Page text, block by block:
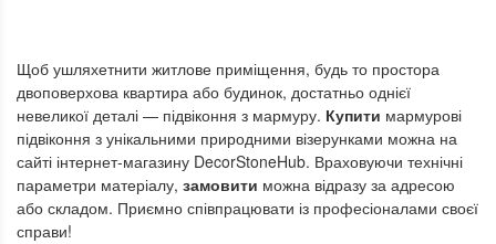
Щоб ушляхетнити житлове приміщення, будь то простора
двоповерхова квартира або будинок, достатньо однієї
невеликої деталі — підвіконня з мармуру. Купити мармурові
підвіконня з унікальними природними візерунками можна на
сайті інтернет-магазину DecorStoneHub. Враховуючи технічні
параметри матеріалу, замовити можна відразу за адресою
або складом. Приємно співпрацювати із професіоналами своєї
справи!